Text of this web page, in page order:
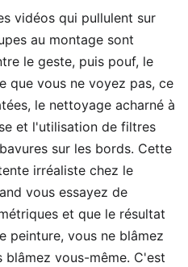
vidéos qui pullulent sur
au montage sont
le geste, puis pouf, le
que vous ne voyez pas, ce
le nettoyage acharné à
et l'utilisation de filtres
sur les bords. Cette
irréaliste chez le
vous essayez de
et que le résultat
peinture, vous ne blâmez
blâmez vous-même. C'est